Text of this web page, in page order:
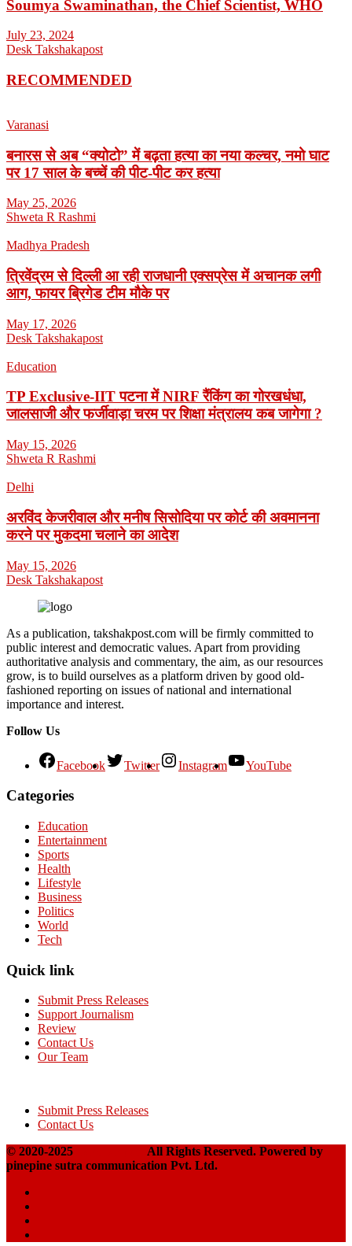
Soumya Swaminathan, the Chief Scientist, WHO
July 23, 2024
Desk Takshakapost
RECOMMENDED
Varanasi
बनारस से अब “क्योटो” में बढ़ता हत्या का नया कल्चर, नमो घाट
पर 17 साल के बच्चें की पीट-पीट कर हत्या
May 25, 2026
Shweta R Rashmi
Madhya Pradesh
त्रिवेंद्रम से दिल्ली आ रही राजधानी एक्सप्रेस में अचानक लगी
आग, फायर ब्रिगेड टीम मौके पर
May 17, 2026
Desk Takshakapost
Education
TP Exclusive-IIT पटना में NIRF रैंकिंग का गोरखधंधा,
जालसाजी और फर्जीवाड़ा चरम पर शिक्षा मंत्रालय कब जागेगा ?
May 15, 2026
Shweta R Rashmi
Delhi
अरविंद केजरीवाल और मनीष सिसोदिया पर कोर्ट की अवमानना
करने पर मुकदमा चलाने का आदेश
May 15, 2026
Desk Takshakapost
As a publication, takshakpost.com will be firmly committed to
public interest and democratic values. Apart from providing
authoritative analysis and commentary, the aim, as our resources
grow, is to build ourselves as a platform driven by good old-
fashioned reporting on issues of national and international
importance and interest.
Follow Us
Facebook Twitter Instagram YouTube
Categories
Education
Entertainment
Sports
Health
Lifestyle
Business
Politics
World
Tech
Quick link
Submit Press Releases
Support Journalism
Review
Contact Us
Our Team
Submit Press Releases
Contact Us
© 2020-2025
All Rights Reserved. Powered by
pinepine sutra communication Pvt. Ltd.